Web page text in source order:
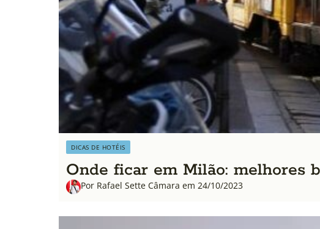
DICAS DE HOTÉIS
Onde ficar em Milão: melhores
Por Rafael Sette Câmara em 24/10/2023